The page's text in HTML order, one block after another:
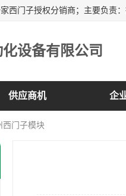
设备有限公司
供应商机 企
西门子模块